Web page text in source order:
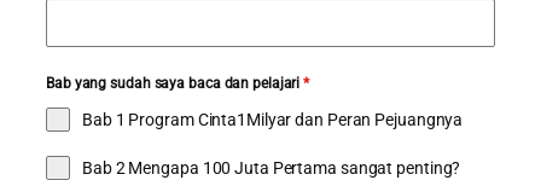
Bab yang sudah saya baca dan pelajari*
Bab 1 Program Cinta1Milyar dan Peran Pejuangnya
Bab 2 Mengapa 100 Juta Pertama sangat penting?